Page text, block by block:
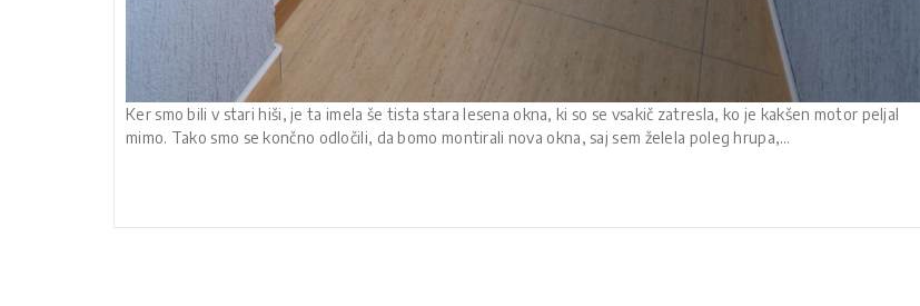
Ker smo bili v stari hiši, je ta imela še tista stara lesena okna, ki so se vsakič zatresla, ko je kakšen motor peljal
mimo. Tako smo se končno odločili, da bomo montirali nova okna, saj sem želela poleg hrupa,…